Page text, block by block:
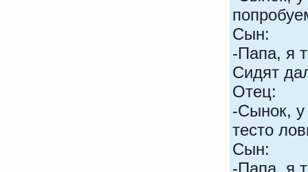
Сын:
-Папа, я
Сидят
Отец:
-Сынок, у
тесто
Сын:
-Папа, я